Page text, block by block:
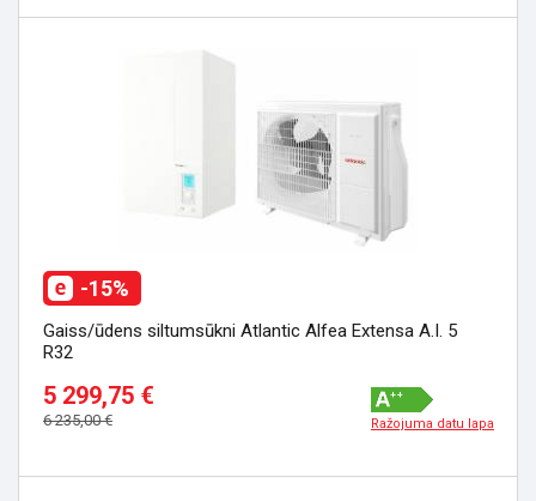
Gaiss/ūdens siltumsūkni Atlantic Alfea Extensa A.I. 5
R32
5 299,75 €
6 235,00 €
-15%
Ražojuma datu lapa